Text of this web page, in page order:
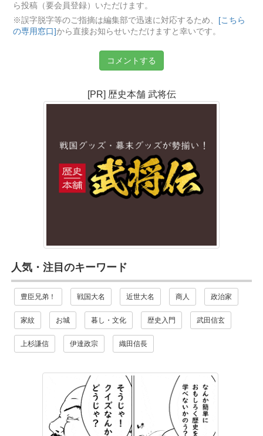
ら投稿（要会員登録）いただけます。
※誤字脱字等のご指摘は編集部で迅速に対応するため、 [こちら
の専用窓口]から直接お知らせいただけますと幸いです。
コメントする
[PR] 歴史本舗 武将伝
人気・注目のキーワード
豊臣兄弟！ 戦国大名 近世大名 商人 政治家
家紋 お城 暮し・文化 歴史入門 武田信玄
上杉謙信 伊達政宗 織田信長